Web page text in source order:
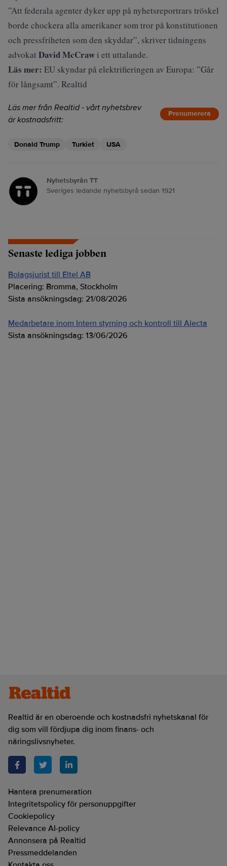
”Att federala agenter dyker upp på nyhetsreportrars tröskel
borde chockera alla amerikaner som tror på konstitutionen
och pressfriheten som den skyddar”, skriver tidningens
advokat David McCraw i ett uttalande.
Läs mer: EU skyndar på elektrifieringen av Europa: ”Går
för långsamt”. Realtid
Läs mer från Realtid - vårt nyhetsbrev
är kostnadsfritt:
Prenumerera
Donald Trump Turkiet USA
Nyhetsbyrån TT
Sveriges ledande nyhetsbyrå sedan 1921
Senaste lediga jobben
Bolagsjurist till Eltel AB
Placering: Bromma, Stockholm
Sista ansökningsdag: 21/08/2026
Medarbetare inom Intern styrning och kontroll till Alecta
Sista ansökningsdag: 13/06/2026
Realtid är en oberoende och kostnadsfri nyhetskanal för
dig som vill fördjupa dig inom finans- och
näringslivsnyheter.
Hantera prenumeration
Integritetspolicy för personuppgifter
Cookiepolicy
Relevance AI-policy
Annonsera på Realtid
Pressmeddelanden